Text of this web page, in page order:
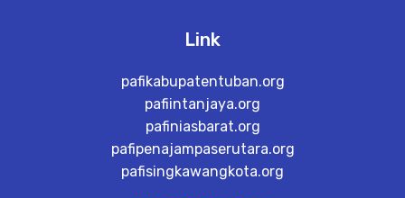
Link
pafikabupatentuban.org
pafiintanjaya.org
pafiniasbarat.org
pafipenajampaserutara.org
pafisingkawangkota.org